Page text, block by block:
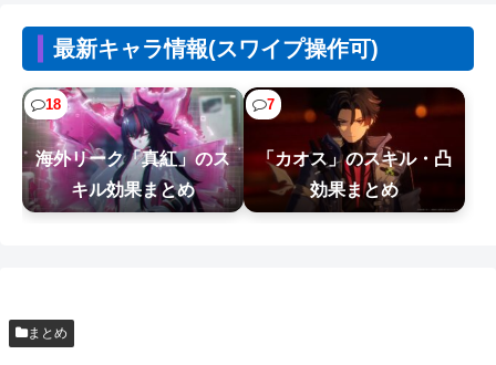
CV石川由依、良キャラ多過ぎ問題ｗｗ
【画像】山ガールさん、山でラーメンを食べたら
おじさんに怒られるｗｗｗ
【悲報】ジャンプグッズ43億キャンセルおばさ
ん、ご尊顔が公開されるｗｗｗｗ
【画像】今週の咲-Saki-、役満炸裂で大荒れwwww.
最新キャラ情報(スワイプ操作可)
18
海外リーク「真紅」のス
キル効果まとめ
7
「カオス」のスキル・凸
効果まとめ
まとめ